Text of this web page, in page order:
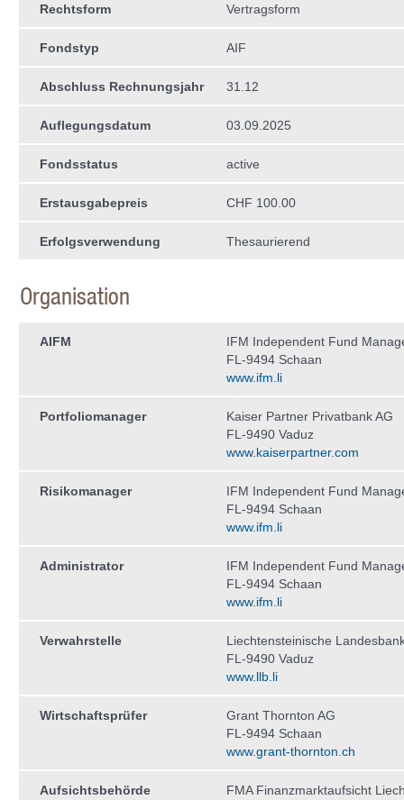
Rechtsform Vertragsform
Fondstyp AIF
Abschluss Rechnungsjahr 31.12
Auflegungsdatum 03.09.2025
Fondsstatus active
Erstausgabepreis CHF 100.00
Erfolgsverwendung Thesaurierend
Organisation
AIFM
IFM Independent Fund
FL-9494 Schaan
www.ifm.li
Portfoliomanager
Kaiser Partner Privatbank AG
FL-9490 Vaduz
www.kaiserpartner.com
Risikomanager
IFM Independent Fund
FL-9494 Schaan
www.ifm.li
Administrator
IFM Independent Fund
FL-9494 Schaan
www.ifm.li
Verwahrstelle
Liechtensteinische
FL-9490 Vaduz
www.llb.li
Wirtschaftsprüfer
Grant Thornton AG
FL-9494 Schaan
www.grant-thornton.ch
Aufsichtsbehörde
FMA Finanzmarktaufsicht